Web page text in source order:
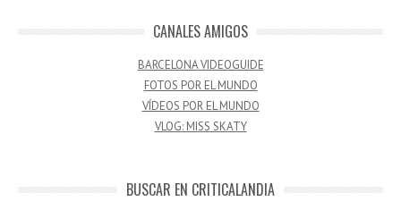
CANALES AMIGOS
BARCELONA VIDEOGUIDE
FOTOS POR EL MUNDO
VÍDEOS POR EL MUNDO
VLOG: MISS SKATY
BUSCAR EN CRITICALANDIA